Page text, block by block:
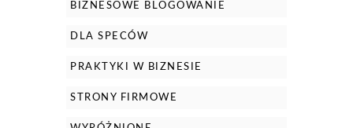
BIZNESOWE BLOGOWANIE
DLA SPECÓW
PRAKTYKI W BIZNESIE
STRONY FIRMOWE